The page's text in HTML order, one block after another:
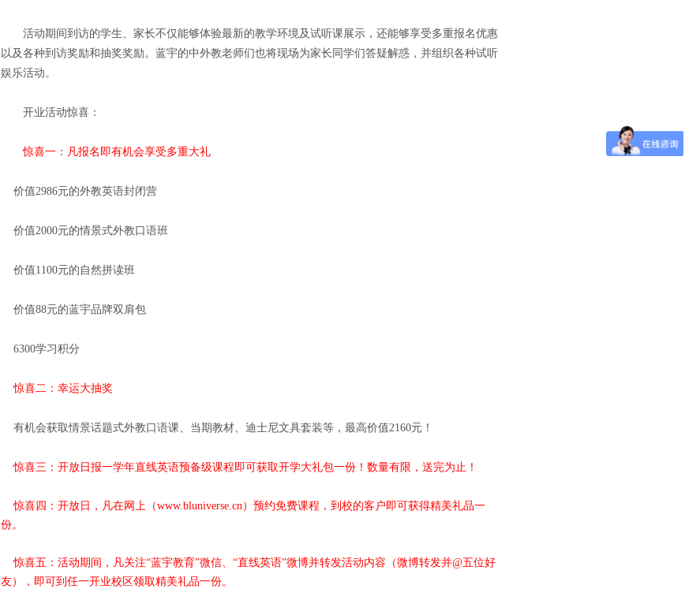
活动期间到访的学生、家长不仅能够体验最新的教学环境及试听课展示，还能够享受多重报名优惠
以及各种到访奖励和抽奖奖励。蓝宇的中外教老师们也将现场为家长同学们答疑解惑，并组织各种试听
娱乐活动。
开业活动惊喜：
惊喜一：凡报名即有机会享受多重大礼
价值2986元的外教英语封闭营
价值2000元的情景式外教口语班
价值1100元的自然拼读班
价值88元的蓝宇品牌双肩包
6300学习积分
惊喜二：幸运大抽奖
有机会获取情景话题式外教口语课、当期教材、迪士尼文具套装等，最高价值2160元！
惊喜三：开放日报一学年直线英语预备级课程即可获取开学大礼包一份！数量有限，送完为止！
惊喜四： 开放日，凡在网上（www.bluniverse.cn）预约免费课程，到校的客户即可获得精美礼品一
份。
惊喜五：活动期间， 凡关注“蓝宇教育”微信、“直线英语”微博并转发活动内容（微博转发并@五位好
友），即可到任一开业校区领取精美礼品一份。